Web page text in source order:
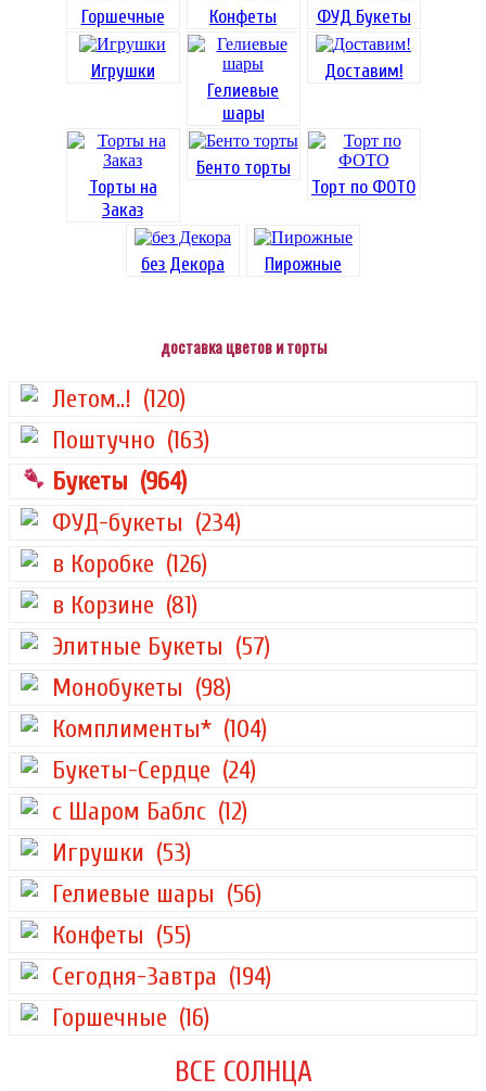
Горшечные Конфеты ФУД Букеты
Игрушки
Гелиевые
шары
Доставим!
Торты на
Заказ
Бенто торты
Торт по ФОТО
без Декора Пирожные
доставка цветов и торты
Летом..! (120)
Поштучно (163)
Букеты (964)
ФУД-букеты (234)
в Коробке (126)
в Корзине (81)
Элитные Букеты (57)
Монобукеты (98)
Комплименты* (104)
Букеты-Сердце (24)
с Шаром Баблс (12)
Игрушки (53)
Гелиевые шары (56)
Конфеты (55)
Сегодня-Завтра (194)
Горшечные (16)
ВСЕ СОЛНЦА